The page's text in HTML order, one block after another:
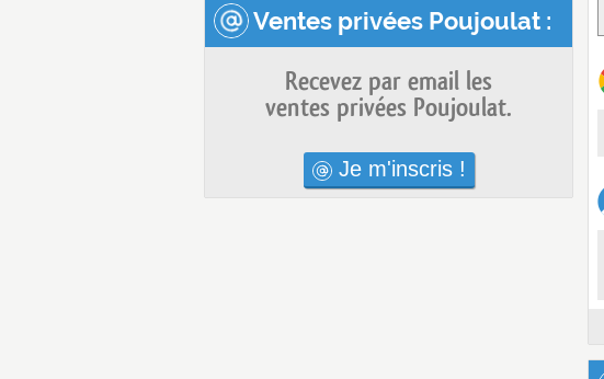
Ventes privées Poujoulat :
Recevez par email les
ventes privées Poujoulat.
Je m'inscris !